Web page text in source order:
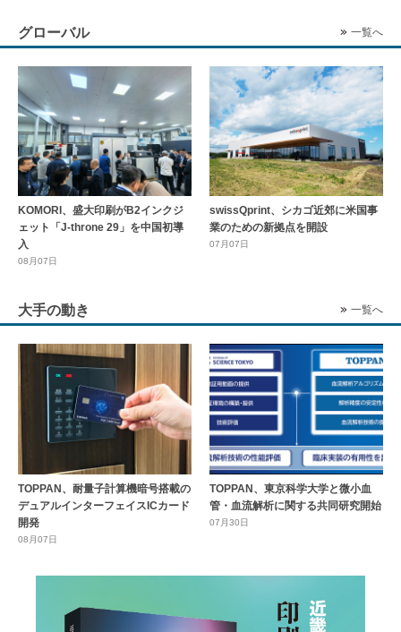
グローバル 一覧へ
KOMORI、盛大印刷がB2インクジ
ェット「J-throne 29」を中国初導
入
08月07日
swissQprint、シカゴ近郊に⽶国事
業のための新拠点を開設
07月07日
大手の動き 一覧へ
TOPPAN、耐量子計算機暗号搭載の
デュアルインターフェイスICカード
開発
08月07日
TOPPAN、東京科学大学と微小血
管・血流解析に関する共同研究開始
07月30日